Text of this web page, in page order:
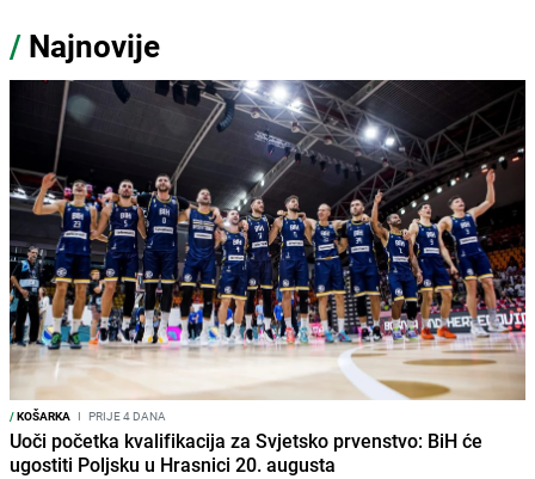
/ Najnovije
/KOŠARKA I PRIJE 4 DANA
Uoči početka kvalifikacija za Svjetsko prvenstvo: BiH će
ugostiti Poljsku u Hrasnici 20. augusta